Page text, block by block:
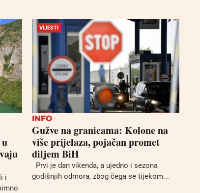
i
VIJESTI
INFO
Gužve na granicama: Kolone na
više prijelaza, pojačan promet
diljem BiH
Prvi je dan vikenda, a ujedno i sezona
godišnjih odmora, zbog čega se tijekom...